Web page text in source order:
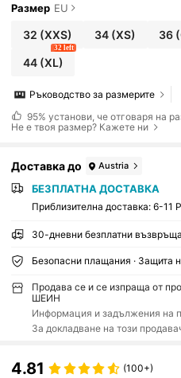
Размер EU
32 (XXS) 34 (XS) 36
44(XL)
32 left
Ръководство за размерите
95% установи, че отговаря на
Не е твоя размер? Кажете ни
Доставка до Austria
БЕЗПЛАТНА ДОСТАВКА
Приблизителна доставка: 6-11
30-дневни безплатни
Безопасни плащания · Защита
Продава се и се изпраща от
ШЕИН
Информация и задължения на
За докладване на този
4.81 (100+)